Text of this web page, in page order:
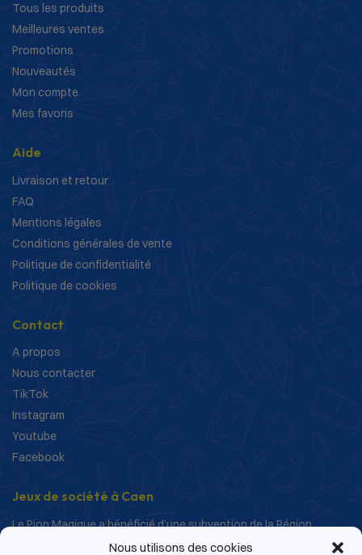
Nous utilisons des cookies
Tous les produits
Meilleures ventes
Promotions
Nouveautés
Mon compte
Mes favoris
Aide
Livraison et retour
FAQ
Mentions légales
Conditions générales de vente
Politique de confidentialité
Politique de cookies
Contact
A propos
Nous contacter
TikTok
Instagram
Youtube
Facebook
Jeux de société à Caen
Le Pion Magique a bénéficié d’une subvention de la Région
Normandie dans le cadre de ses actions de structuration et de